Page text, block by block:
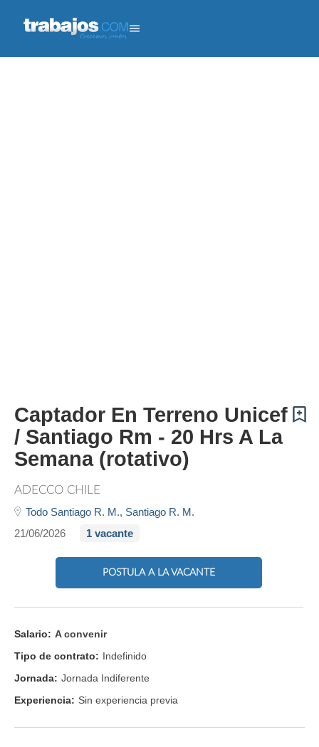
Captador En Terreno Unicef
/ Santiago Rm - 20 Hrs A La
Semana (rotativo)
ADECCO CHILE
Todo Santiago R. M., Santiago R. M.
21/06/2026
1 vacante
POSTULA A LA VACANTE
Salario: A convenir
Tipo de contrato: Indefinido
Jornada: Jornada Indiferente
Experiencia: Sin experiencia previa